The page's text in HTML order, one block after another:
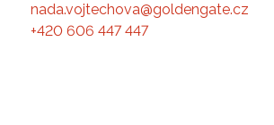
nada.vojtechova@goldengate.cz
+420 606 447 447